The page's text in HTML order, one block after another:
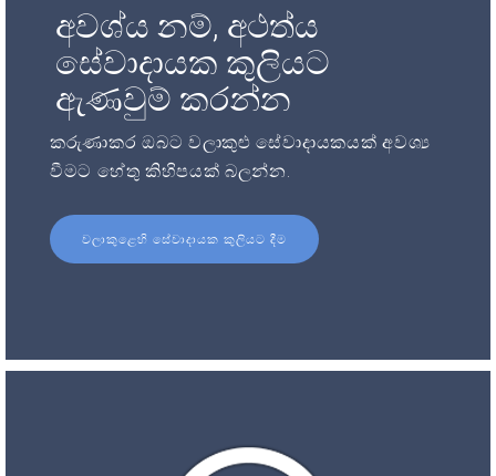
අවශ්ය නම්, අථත්ය
සේවාදායක කුලියට
ඇණවුම් කරන්න
කරුණාකර ඔබට වලාකුළු සේවාදායකයක් අවශ්‍ය
වීමට හේතු කිහිපයක් බලන්න.
වලාකුළෙහි සේවාදායක කුලියට දීම